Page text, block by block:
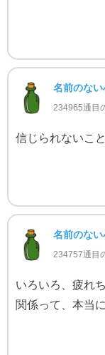
名前のない
234965通目
信じられないこ
名前のない
234757通目
いろいろ、疲れ
関係って、本当